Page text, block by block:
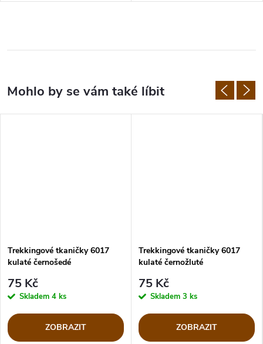
Trekkingové tkaničky 6017
kulaté černošedé
75 Kč
Skladem 4 ks
ZOBRAZIT
Trekkingové tkaničky 6017
kulaté černožluté
75 Kč
Skladem 3 ks
ZOBRAZIT